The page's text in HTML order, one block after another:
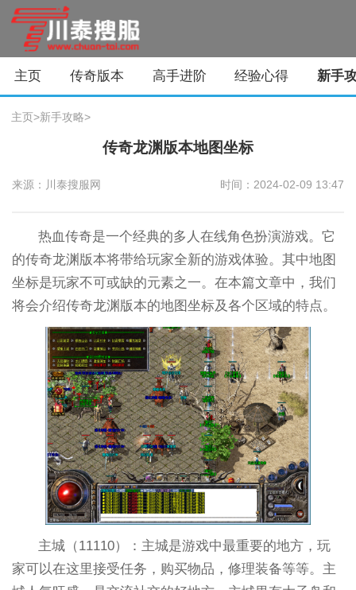
主页 传奇版本 高手进阶 经验心得 新手
主页>新手攻略>
传奇龙渊版本地图坐标
来源：川泰搜服网 时间：2024-02-09 13:47
热血传奇是一个经典的多人在线角色扮演游戏。它
的传奇龙渊版本将带给玩家全新的游戏体验。其中地图
坐标是玩家不可或缺的元素之一。在本篇文章中，我们
将会介绍传奇龙渊版本的地图坐标及各个区域的特点。
主城（11110）：主城是游戏中最重要的地方，玩
家可以在这里接受任务，购买物品，修理装备等等。主